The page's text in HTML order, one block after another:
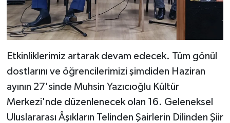
Etkinliklerimiz artarak devam edecek. Tüm gönül
dostlarını ve öğrencilerimizi şimdiden Haziran
ayının 27'sinde Muhsin Yazıcıoğlu Kültür
Merkezi'nde düzenlenecek olan 16. Geleneksel
Uluslararası Âşıkların Telinden Şairlerin Dilinden Şiir